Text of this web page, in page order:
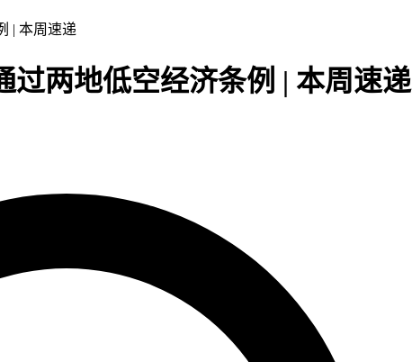
| 本周速递
过两地低空经济条例 | 本周速递